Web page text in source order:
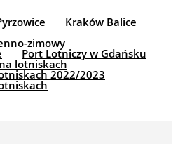
Kraków Balice
zimowy
Port Lotniczy w Gdańsku
lotniskach
2022/2023